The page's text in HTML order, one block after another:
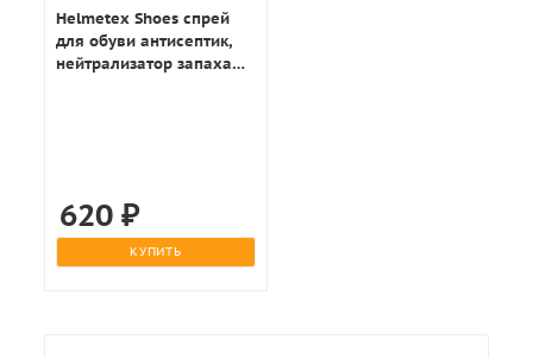
Helmetex Shoes спрей
для обуви антисептик,
нейтрализатор запаха
620₽
КУПИТЬ